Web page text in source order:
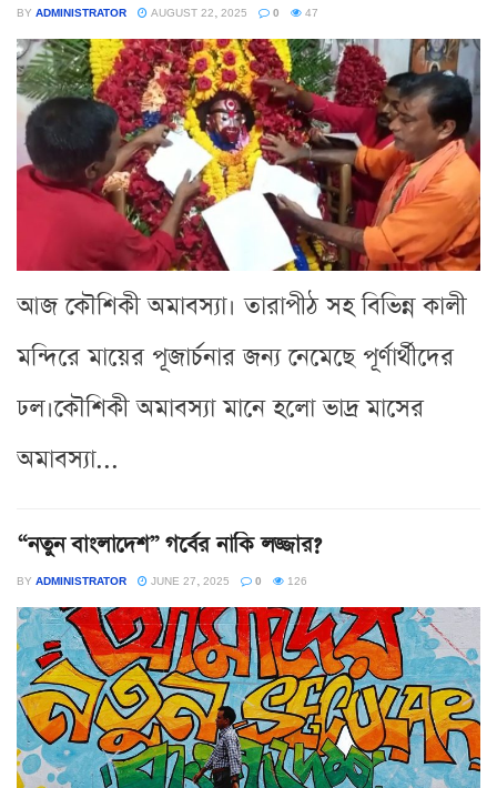
BY ADMINISTRATOR AUGUST 22, 2025 0 47
আজ কৌশিকী অমাবস্যা। তারাপীঠ সহ বিভিন্ন কালী
মন্দিরে মায়ের পূজার্চনার জন্য নেমেছে পূর্ণার্থীদের
ঢল।কৌশিকী অমাবস্যা মানে হলো ভাদ্র মাসের
অমাবস্যা...
“নতুন বাংলাদেশ” গর্বের নাকি লজ্জার?
BY ADMINISTRATOR JUNE 27, 2025 0 126